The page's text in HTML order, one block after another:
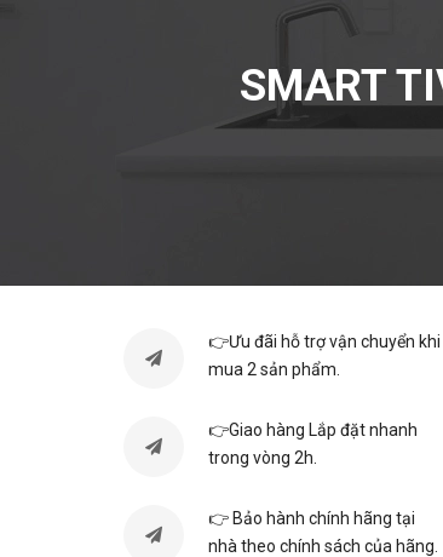
SMART
👉Ưu đãi hỗ trợ vận chuyển khi
mua 2 sản phẩm.
👉Giao hàng Lắp đặt nhanh
trong vòng 2h.
👉 Bảo hành chính hãng tại
nhà theo chính sách của hãng.